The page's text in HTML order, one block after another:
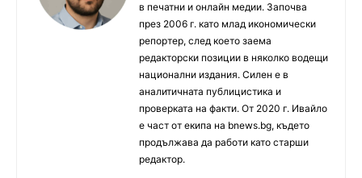
в печатни и онлайн медии. Започва
през 2006 г. като млад икономически
репортер, след което заема
редакторски позиции в няколко водещи
национални издания. Силен е в
аналитичната публицистика и
проверката на факти. От 2020 г. Ивайло
е част от екипа на bnews.bg, където
продължава да работи като старши
редактор.